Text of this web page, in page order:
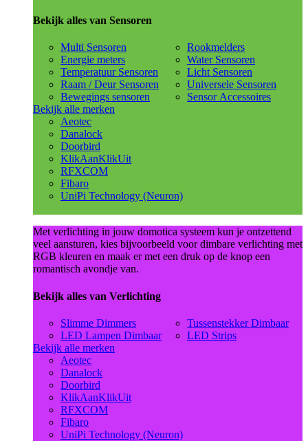
Bekijk alles van Sensoren
Multi Sensoren
Energie meters
Temperatuur Sensoren
Raam / Deur Sensoren
Bewegings sensoren
Rookmelders
Water Sensoren
Licht Sensoren
Universele Sensoren
Sensor Accessoires
Bekijk alle merken
Aeotec
Danalock
Doorbird
KlikAanKlikUit
RFXCOM
Fibaro
UniPi Technology (Neuron)
Met verlichting in jouw domotica systeem kun je ontzettend
veel aansturen, kies bijvoorbeeld voor dimbare verlichting met
RGB kleuren en maak er met een druk op de knop een
romantisch avondje van.
Bekijk alles van Verlichting
Slimme Dimmers
LED Lampen Dimbaar
Tussenstekker Dimbaar
LED Strips
Bekijk alle merken
Aeotec
Danalock
Doorbird
KlikAanKlikUit
RFXCOM
Fibaro
UniPi Technology (Neuron)